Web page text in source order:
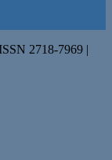
2718-7969 |